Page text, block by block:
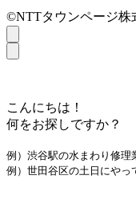
©NTTタウンページ株
こんにちは！
何をお探しですか？
例）渋谷駅の水まわり修理
例）世田谷区の土日にやっ